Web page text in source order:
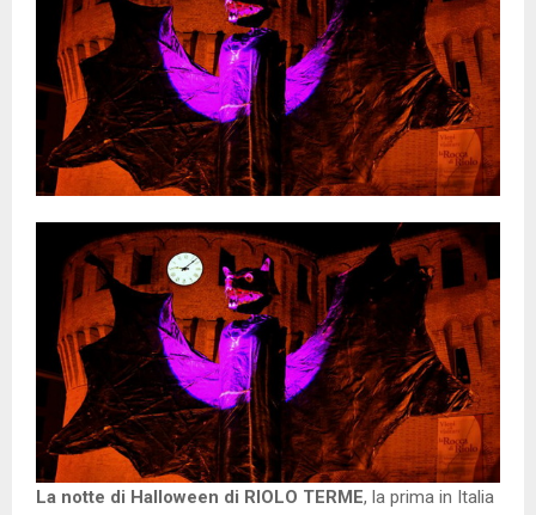
La notte di Halloween di RIOLO TERME, la prima in Italia